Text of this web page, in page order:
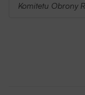
Komitetu Obrony